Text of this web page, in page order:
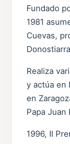
Fundado
1981
Cuevas,
Realiza
y actúa en
en
Papa Juan
1996, II